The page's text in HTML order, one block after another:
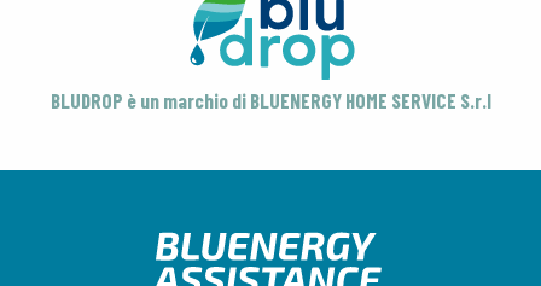
BLUDROP è un marchio di BLUENERGY HOME SERVICE S.r.l